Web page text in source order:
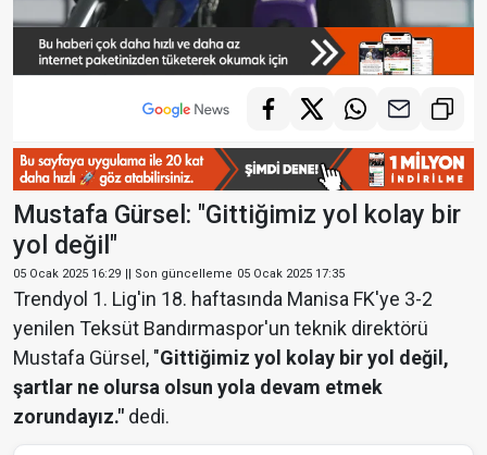
Mustafa Gürsel: "Gittiğimiz yol kolay bir
yol değil"
05 Ocak 2025 16:29 || Son güncelleme 05 Ocak 2025 17:35
Trendyol 1. Lig'in 18. haftasında Manisa FK'ye 3-2
yenilen Teksüt Bandırmaspor'un teknik direktörü
Mustafa Gürsel, "Gittiğimiz yol kolay bir yol değil,
şartlar ne olursa olsun yola devam etmek
zorundayız." dedi.